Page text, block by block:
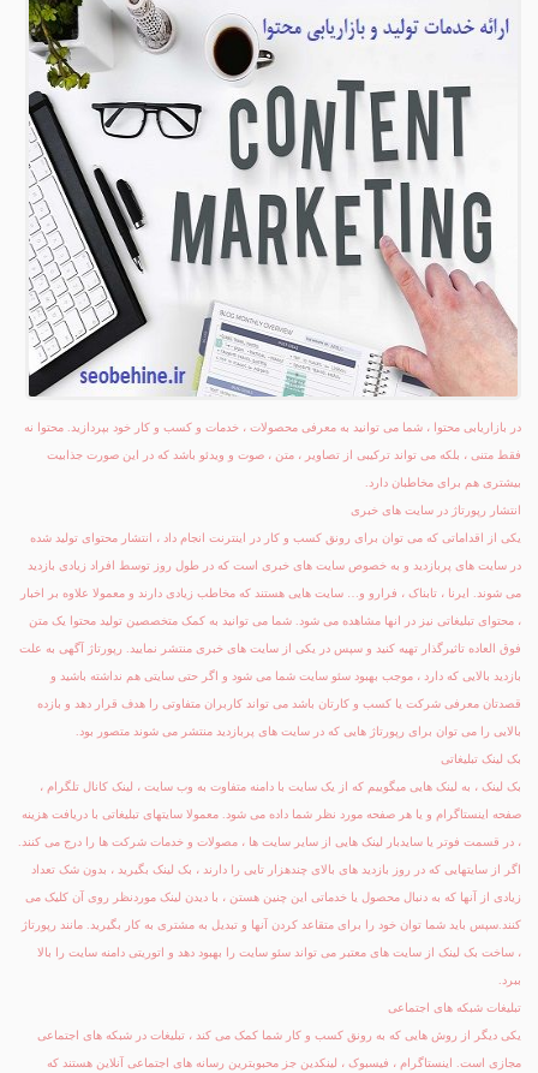
در بازاریابی محتوا ، شما می توانید به معرفی محصولات ، خدمات و کسب و کار خود بپردازید. محتوا نه
فقط متنی ، بلکه می تواند ترکیبی از تصاویر ، متن ، صوت و ویدئو باشد که در این صورت جذابیت
بیشتری هم برای مخاطبان دارد.
انتشار رپورتاژ در سایت های خبری
یکی از اقداماتی که می توان برای رونق کسب و کار در اینترنت انجام داد ، انتشار محتوای تولید شده
در سایت های پربازدید و به خصوص سایت های خبری است که در طول روز توسط افراد زیادی بازدید
می شوند. ایرنا ، تابناک ، فرارو و… سایت هایی هستند که مخاطب زیادی دارند و معمولا علاوه بر اخبار
، محتوای تبلیغاتی نیز در انها مشاهده می شود. شما می توانید به کمک متخصصین تولید محتوا یک متن
فوق العاده تاثیرگذار تهیه کنید و سپس در یکی از سایت های خبری منتشر نمایید. رپورتاژ آگهی به علت
بازدید بالایی که دارد ، موجب بهبود سئو سایت شما می شود و اگر حتی سایتی هم نداشته باشید و
قصدتان معرفی شرکت یا کسب و کارتان باشد می تواند کاربران متفاوتی را هدف قرار دهد و بازده
بالایی را می توان برای رپورتاژ هایی که در سایت های پربازدید منتشر می شوند متصور بود.
بک لینک تبلیغاتی
بک لینک ، به لینک هایی میگوییم که از یک سایت با دامنه متفاوت به وب سایت ، لینک کانال تلگرام ،
صفحه اینستاگرام و یا هر صفحه مورد نظر شما داده می شود. معمولا سایتهای تبلیغاتی با دریافت هزینه
، در قسمت فوتر یا سایدبار لینک هایی از سایر سایت ها ، مصولات و خدمات شرکت ها را درج می کنند.
اگر از سایتهایی که در روز بازدید های بالای چندهزار تایی را دارند ، بک لینک بگیرید ، بدون شک تعداد
زیادی از آنها که به دنبال محصول یا خدماتی این چنین هستن ، با دیدن لینک موردنظر روی آن کلیک می
کنند.سپس باید شما توان خود را برای متقاعد کردن آنها و تبدیل به مشتری به کار بگیرید. مانند رپورتاژ
، ساخت بک لینک از سایت های معتبر می تواند سئو سایت را بهبود دهد و اتوریتی دامنه سایت را بالا
ببرد.
تبلیغات شبکه های اجتماعی
یکی دیگر از روش هایی که به رونق کسب و کار شما کمک می کند ، تبلیغات در شبکه های اجتماعی
مجازی است. اینستاگرام ، فیسبوک ، لینکدین جز محبوبترین رسانه های اجتماعی آنلاین هستند که